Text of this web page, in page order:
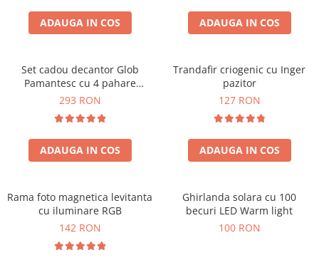
Cadouri Fete
Pentru Copilul din tine
Cadouri de Casa Noua
Cadouri Majorat
Cadouri pentru Nasi
Cadouri pentru Bunici
Cadouri pentru Prieteni
Cel ce are tot
Cadouri Nunta si Cununie civila
Cani si Termosuri
Jocuri si Puzzle
Seturi de caligrafie
Cadouri Sfantul Alexandru
Cadouri Constantin si Elena
Cadouri Sfanta Maria
Cadouri Sfintii Mihail si Gavriil
ADAUGA IN COS ADAUGA IN COS
Set cadou decantor Glob
Pamantesc cu 4 pahare
Deluxe
293 RON
ADAUGA IN COS
Trandafir criogenic cu Inger
pazitor
127 RON
ADAUGA IN COS
Rama foto magnetica levitanta
cu iluminare RGB
142 RON
Ghirlanda solara cu 100
becuri LED Warm light
100 RON